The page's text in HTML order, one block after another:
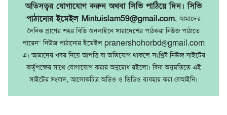
অতিসত্বর যোগাযোগ করুন অথবা সিভি পাঠিয়ে দিন। সিভি
পাঠানোর ইমেইল Mintuislam59@gmail.com, আমাদের
দৈনিক প্রাণের শহর বিডি অনলাইনে সারাদেশের পাঠকরা নিউজ পাঠাতে
পারেন" নিউজ পাঠানোর ইমেইল pranershohorbd@gmail.com
এ। আমাদের খবর নিয়ে আপত্তি বা অভিযোগ থাকলে সংশ্লিষ্ট নিউজ সাইটের
কর্তৃপক্ষের সাথে যোগাযোগ করার অনুরোধ রইলো। বিনা অনুমতিতে এই
সাইটের সংবাদ, আলোকচিত্র অডিও ও ভিডিও ব্যবহার করা বেআইনি।